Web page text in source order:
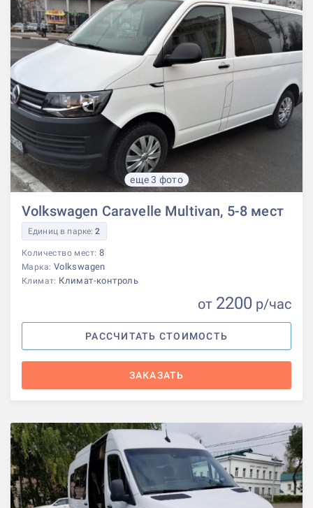
еще 3 фото
Volkswagen Caravelle Multivan, 5-8 мест
Единиц в парке:2
Количество мест: 8
Марка: Volkswagen
Климат: Климат-контроль
от 2200 р/час
РАССЧИТАТЬ СТОИМОСТЬ
ЗАКАЗАТЬ